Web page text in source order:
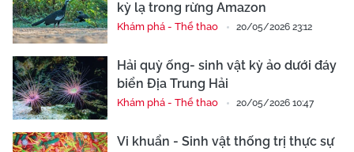
kỳ lạ trong rừng Amazon
Khám phá - Thể thao 20/05/2026 23:12
Hải quỳ ống- sinh vật kỳ ảo dưới đáy
biển Địa Trung Hải
Khám phá - Thể thao 20/05/2026 10:47
Vi khuẩn - Sinh vật thống trị thực sự